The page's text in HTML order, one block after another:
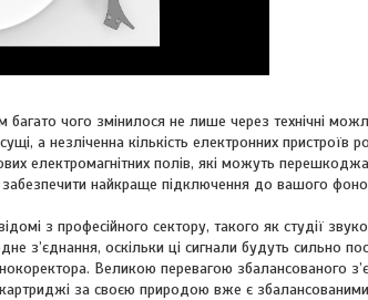
багато чого змінилося не лише через технічні
а незліченна кількість електронних пристроїв
електромагнітних полів, які можуть
найкраще підключення до вашого
з професійного сектору, такого як студії
з’єднання, оскільки ці сигнали будуть сильно
Великою перевагою збалансованого
за своєю природою вже є збалансованими